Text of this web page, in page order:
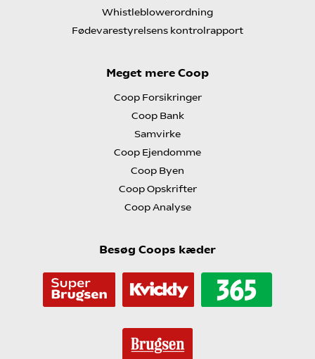
Whistleblowerordning
Fødevarestyrelsens kontrolrapport
Meget mere Coop
Coop Forsikringer
Coop Bank
Samvirke
Coop Ejendomme
Coop Byen
Coop Opskrifter
Coop Analyse
Besøg Coops kæder